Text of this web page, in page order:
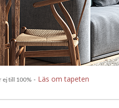
ej till 100% - Läs om tapeten